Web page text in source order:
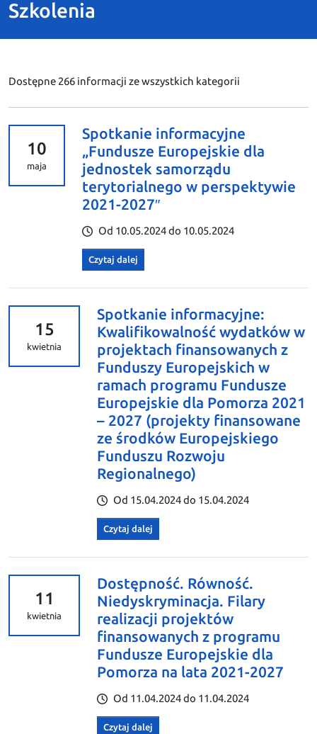
Szkolenia
Dostępne 266 informacji ze wszystkich kategorii
10
maja
Spotkanie informacyjne
„Fundusze Europejskie dla
jednostek samorządu
terytorialnego w perspektywie
2021-2027″
Od 10.05.2024 do 10.05.2024
Czytaj dalej
15
kwietnia
Spotkanie informacyjne:
Kwalifikowalność wydatków w
projektach finansowanych z
Funduszy Europejskich w
ramach programu Fundusze
Europejskie dla Pomorza 2021
– 2027 (projekty finansowane
ze środków Europejskiego
Funduszu Rozwoju
Regionalnego)
Od 15.04.2024 do 15.04.2024
Czytaj dalej
11
kwietnia
Dostępność. Równość.
Niedyskryminacja. Filary
realizacji projektów
finansowanych z programu
Fundusze Europejskie dla
Pomorza na lata 2021-2027
Od 11.04.2024 do 11.04.2024
Czytaj dalej